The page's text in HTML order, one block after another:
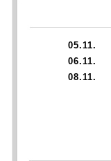
05.11.
06.11.
08.11.